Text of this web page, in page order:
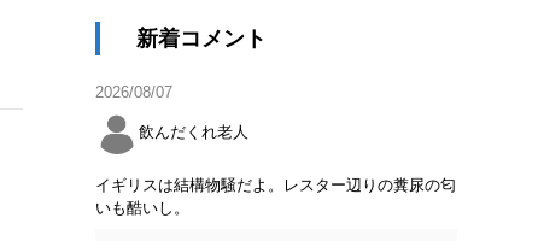
新着コメント
2026/08/07
飲んだくれ老人
イギリスは結構物騒だよ。レスター辺りの糞尿の匂
いも酷いし。